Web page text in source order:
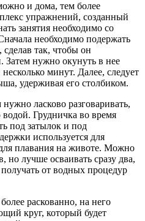
и дома, тем более
упражнений, созданный
занятия необходимо со
необходимо подержать
сделав так, чтобы он
Затем нужно окунуть в нее
минут. Далее, следует
удерживая его столбиком.
ласково разговаривать,
водой. Грудничка во время
под затылок и под
используется для
плавания на животе. Можно
но лучше осваивать сразу два,
от водных процедур
раскованно, на него
круг, который будет